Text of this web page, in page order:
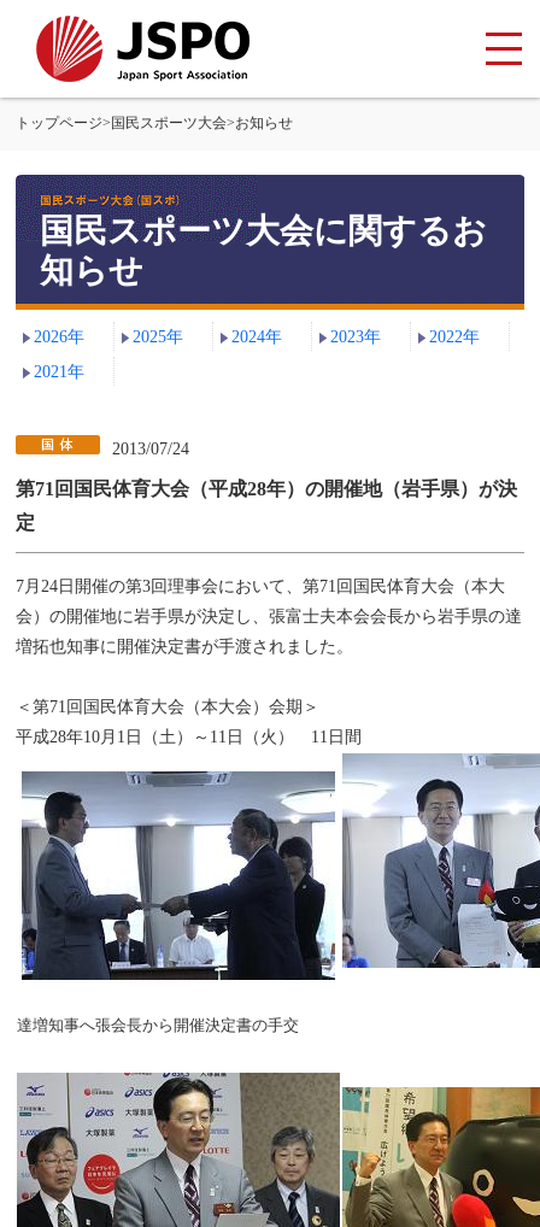
トップページ> 国民スポーツ大会>お知らせ
国民スポーツ大会に関するお
知らせ
2026年 2025年 2024年 2023年
2022年
2021年
2013/07/24
第71回国民体育大会（平成28年）の開催地（岩手県）が決
定
7月24日開催の第3回理事会において、第71回国民体育大会（本大
会）の開催地に岩手県が決定し、張富士夫本会会長から岩手県の達
増拓也知事に開催決定書が手渡されました。
＜第71回国民体育大会（本大会）会期＞
平成28年10月1日（土）～11日（火） 11日間
達増知事へ張会長から開催決定書の手交